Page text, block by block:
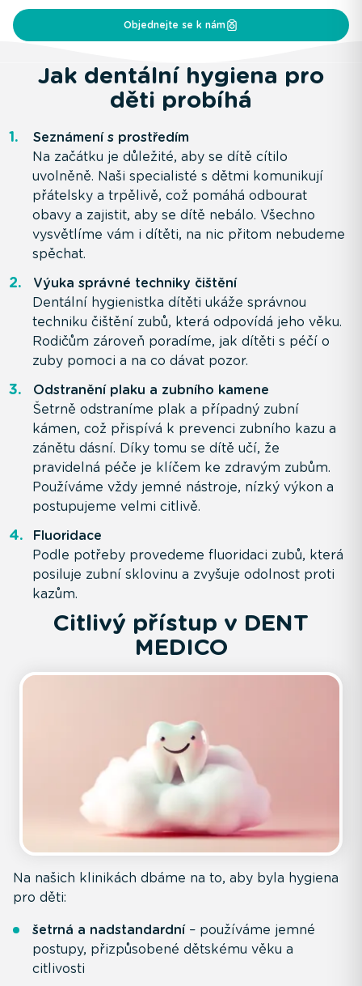
Objednejte se k nám
Jak dentální hygiena pro
děti probíhá
Seznámení s prostředím
Na začátku je důležité, aby se dítě cítilo
uvolněně. Naši specialisté s dětmi komunikují
přátelsky a trpělivě, což pomáhá odbourat
obavy a zajistit, aby se dítě nebálo. Všechno
vysvětlíme vám i dítěti, na nic přitom nebudeme
spěchat.
Výuka správné techniky čištění
Dentální hygienistka dítěti ukáže správnou
techniku čištění zubů, která odpovídá jeho věku.
Rodičům zároveň poradíme, jak dítěti s péčí o
zuby pomoci a na co dávat pozor.
Odstranění plaku a zubního kamene
Šetrně odstraníme plak a případný zubní
kámen, což přispívá k prevenci zubního kazu a
zánětu dásní. Díky tomu se dítě učí, že
pravidelná péče je klíčem ke zdravým zubům.
Používáme vždy jemné nástroje, nízký výkon a
postupujeme velmi citlivě.
Fluoridace
Podle potřeby provedeme fluoridaci zubů, která
posiluje zubní sklovinu a zvyšuje odolnost proti
kazům.
Citlivý přístup v DENT
MEDICO
Na našich klinikách dbáme na to, aby byla hygiena
pro děti:
šetrná a nadstandardní– používáme jemné
postupy, přizpůsobené dětskému věku a
citlivosti